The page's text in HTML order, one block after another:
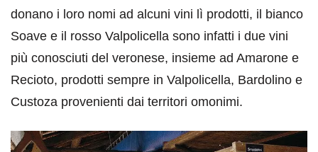
donano i loro nomi ad alcuni vini lì prodotti, il bianco
Soave e il rosso Valpolicella sono infatti i due vini
più conosciuti del veronese, insieme ad Amarone e
Recioto, prodotti sempre in Valpolicella, Bardolino e
Custoza provenienti dai territori omonimi.